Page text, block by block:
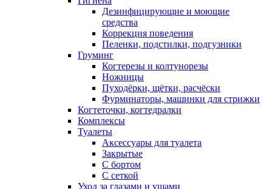
Дезинфицирующие и моющие
средства
Коррекция поведения
Пеленки, подстилки, подгузники
Груминг
Когтерезы и колтунорезы
Ножницы
Пуходёрки, щётки, расчёски
Фурминаторы, машинки для стрижки
Когтеточки, когтедралки
Комплексы
Туалеты
Аксессуары для туалета
Закрытые
С бортом
С сеткой
Уход за глазами и ушами